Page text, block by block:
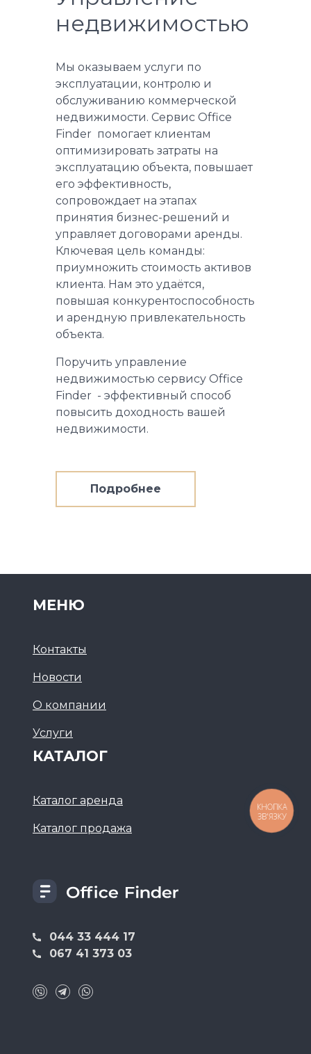
недвижимостью
Мы оказываем услуги по
эксплуатации, контролю и
обслуживанию коммерческой
недвижимости. Сервис Office
Finder помогаeт клиентам
оптимизировать затраты на
эксплуатацию объекта, повышает
его эффективность,
сопровождает на этапах
принятия бизнес-решений и
управляет договорами аренды.
Ключевая цель команды:
приумножить стоимость активов
клиента. Нам это удаётся,
повышая конкурентоспособность
и арендную привлекательность
объекта.
Поручить управление
недвижимостью сервису Office
Finder - эффективный способ
повысить доходность вашей
недвижимости.
Подробнее
Управление
044 33 444 17
067 41 373 03
МЕНЮ
Контакты
Новости
О компании
Услуги
КАТАЛОГ
Каталог аренда
Каталог продажа
КНОПКА
ЗВ'ЯЗКУ